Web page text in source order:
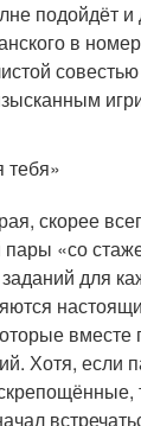
подойдёт и
в
тебя»
скорее
«со
для
вместе
Хотя, если